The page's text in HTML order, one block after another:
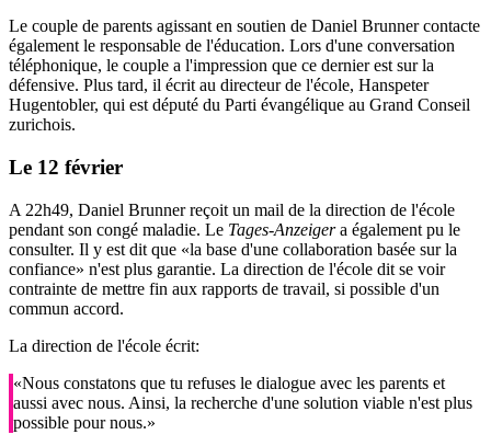
Le couple de parents agissant en soutien de Daniel Brunner contacte
également le responsable de l'éducation. Lors d'une conversation
téléphonique, le couple a l'impression que ce dernier est sur la
défensive. Plus tard, il écrit au directeur de l'école, Hanspeter
Hugentobler, qui est député du Parti évangélique au Grand Conseil
zurichois.
Le 12 février
A 22h49, Daniel Brunner reçoit un mail de la direction de l'école
pendant son congé maladie. Le Tages-Anzeigera également pu le
consulter. Il y est dit que «la base d'une collaboration basée sur la
confiance» n'est plus garantie. La direction de l'école dit se voir
contrainte de mettre fin aux rapports de travail, si possible d'un
commun accord.
La direction de l'école écrit:
«Nous constatons que tu refuses le dialogue avec les parents et
aussi avec nous. Ainsi, la recherche d'une solution viable n'est plus
possible pour nous.»